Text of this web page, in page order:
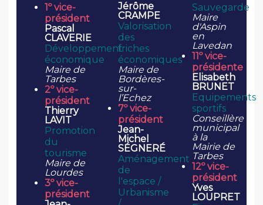
1º vice-
président
Pascal
CLAVERIE
Développement
économique
Maire de
Tarbes
2º vice-
président
Thierry
LAVIT
Promotion
du
tourisme
Maire de
Lourdes
3º vice-
président
Jérôme
CRAMPE
Valorisation
des
friches
économiques
Maire de
Bordères-
sur-
l’Echez
7º vice-
président
Jean-
Michel
SÉGNERÉ
Aménagement
de
l'espace /
Urbanisme
Sauvegarde
Maire
d'Aspin
en
Lavedan
11º vice-
présidente
Elisabeth
BRUNET
Equipements
sportifs
Conseillère
municipal
à la
Mairie de
Tarbes
12º vice-
président
Yves
LOUPRET